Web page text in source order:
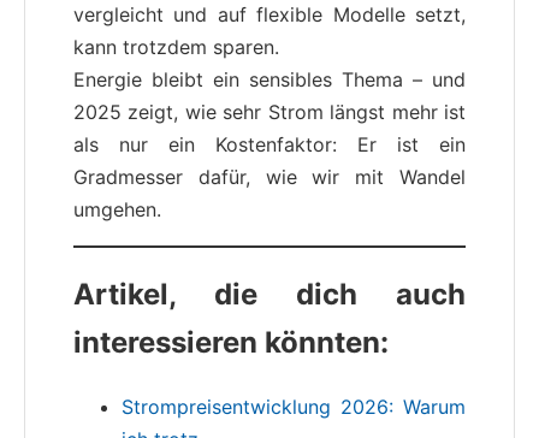
vergleicht und auf flexible Modelle setzt,
kann trotzdem sparen.
Energie bleibt ein sensibles Thema – und
2025 zeigt, wie sehr Strom längst mehr ist
als nur ein Kostenfaktor: Er ist ein
Gradmesser dafür, wie wir mit Wandel
umgehen.
Artikel, die dich auch
interessieren könnten:
Strompreisentwicklung 2026: Warum